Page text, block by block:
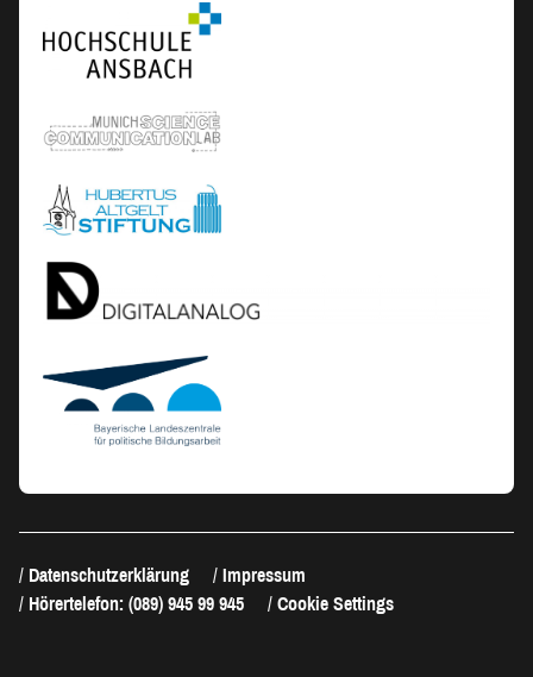
Datenschutzerklärung
Impressum
Hörertelefon: (089) 945 99 945
Cookie Settings